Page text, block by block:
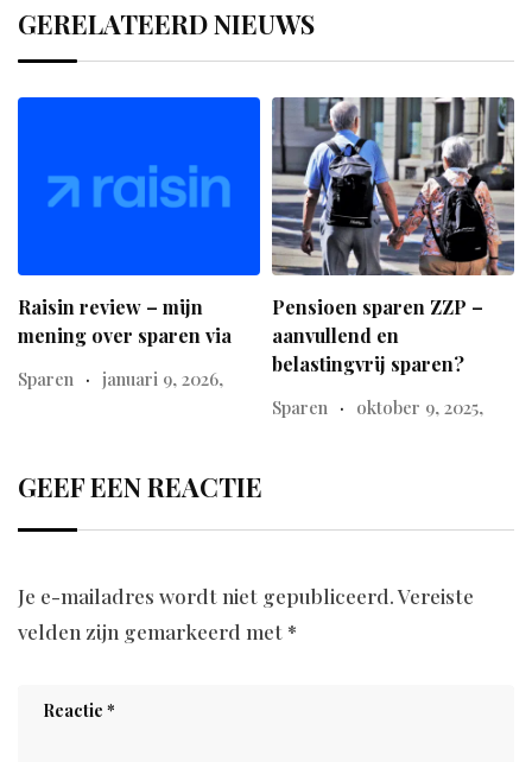
GERELATEERD NIEUWS
Raisin review – mijn
mening over sparen via
Sparen januari 9, 2026,
Pensioen sparen ZZP –
aanvullend en
belastingvrij sparen?
Sparen oktober 9, 2025,
GEEF EEN REACTIE
Je e-mailadres wordt niet gepubliceerd.Vereiste
velden zijn gemarkeerd met *